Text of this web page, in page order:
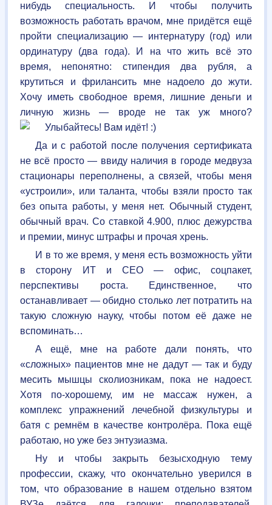
нибудь специальность. И чтобы получить
возможность работать врачом, мне придётся ещё
пройти специализацию — интернатуру (год) или
ординатуру (два года). И на что жить всё это
время, непонятно: стипендия два рубля, а
крутиться и фрилансить мне надоело до жути.
Хочу иметь свободное время, лишние деньги и
личную жизнь — вроде не так уж много?
Да и с работой после получения сертификата
не всё просто — ввиду наличия в городе медвуза
стационары переполнены, а связей, чтобы меня
«устроили», или таланта, чтобы взяли просто так
без опыта работы, у меня нет. Обычный студент,
обычный врач. Со ставкой 4.900, плюс дежурства
и премии, минус штрафы и прочая хрень.
И в то же время, у меня есть возможность уйти
в сторону ИТ иСЕО — офис, соцпакет,
перспективы роста. Единственное, что
останавливает — обидно столько лет потратить на
такую сложную науку, чтобы потом её даже не
вспоминать…
А ещё, мне на работе дали понять, что
«сложных» пациентов мне не дадут — так и буду
месить мышцы сколиозникам, пока не надоест.
Хотя по-хорошему, им не массаж нужен, а
комплекс упражнений лечебной физкультуры и
батя с ремнём в качестве контролёра. Пока ещё
работаю, но уже без энтузиазма.
Ну и чтобы закрыть безысходную тему
профессии, скажу, что окончательно уверился в
том, что образование в нашем отдельно взятом